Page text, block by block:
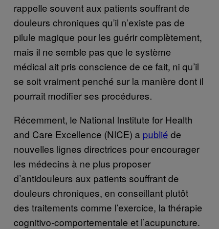
rappelle souvent aux patients souffrant de
douleurs chroniques qu’il n’existe pas de
pilule magique pour les guérir complètement,
mais il ne semble pas que le système
médical ait pris conscience de ce fait, ni qu’il
se soit vraiment penché sur la manière dont il
pourrait modifier ses procédures.
Récemment, le National Institute for Health
and Care Excellence (NICE) a publié de
nouvelles lignes directrices pour encourager
les médecins à ne plus proposer
d’antidouleurs aux patients souffrant de
douleurs chroniques, en conseillant plutôt
des traitements comme l’exercice, la thérapie
cognitivo-comportementale et l’acupuncture.